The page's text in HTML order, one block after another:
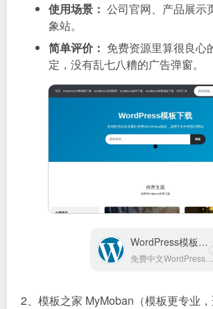
使用场景： 公司官网、产品展示
象站。
简单评价： 免费资源里算很良心
定，没有乱七八糟的广告弹窗。
WordPress模板下载
免费中文WordPress模板下载
2、模板之家 MyMoban（模板更专业